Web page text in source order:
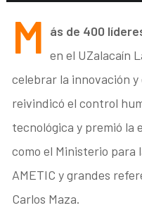
M ás de 400
en el UZalacaín
celebrar la innovación
reivindicó el control
tecnológica y premió la
como el Ministerio para
AMETIC y grandes
Carlos Maza.